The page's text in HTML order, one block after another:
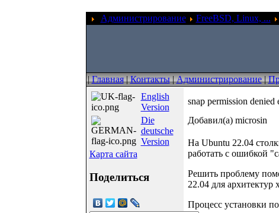
Администрирование FreeBSD, Linux, ...
|Главная|Контакты|Администрирование|
English
Version
Die
deutsche
Version
Карта сайта
Поделиться
snap permission denied
Добавил(а) microsin
На Ubuntu 22.04
работать с ошибкой
Решить проблему
22.04 для
Процесс установки